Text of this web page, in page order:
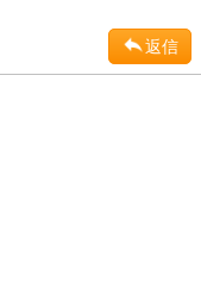
返信